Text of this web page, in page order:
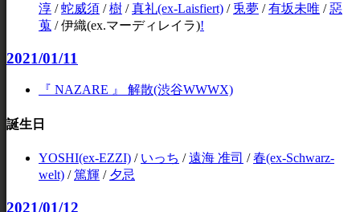
淳 /蛇威須 /樹 /真礼(ex-Laisfiert) / 兎夢 /有坂未唯 /惡
蒐 /伊織(ex.マーディレイラ)!
2021/01/11
『 NAZARE 』 解散(渋谷WWWX)
誕生日
YOSHI(ex-EZZI) / いっち /遠海 准司 /春(ex-Schwarz-
welt) /篤輝 / 夕忌
2021/01/12